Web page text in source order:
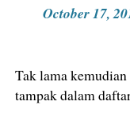
October 17,
Tak lama
tampak dalam